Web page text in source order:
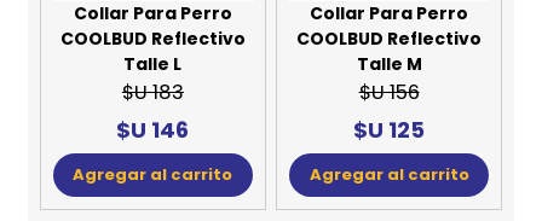
Collar Para Perro
COOLBUD Reflectivo
Talle L
$U 183
$U 146
Agregar al carrito
Collar Para Perro
COOLBUD Reflectivo
Talle M
$U 156
$U 125
Agregar al carrito